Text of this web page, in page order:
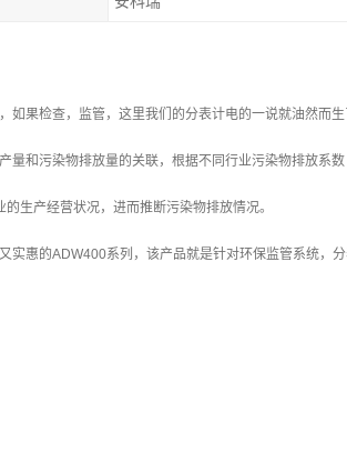
果检查，监管，这里我们的分表计电的一说就油然而生
和污染物排放量的关联，根据不同行业污染物排放系数
生产经营状况，进而推断污染物排放情况。
惠的ADW400系列，该产品就是针对环保监管系统，分